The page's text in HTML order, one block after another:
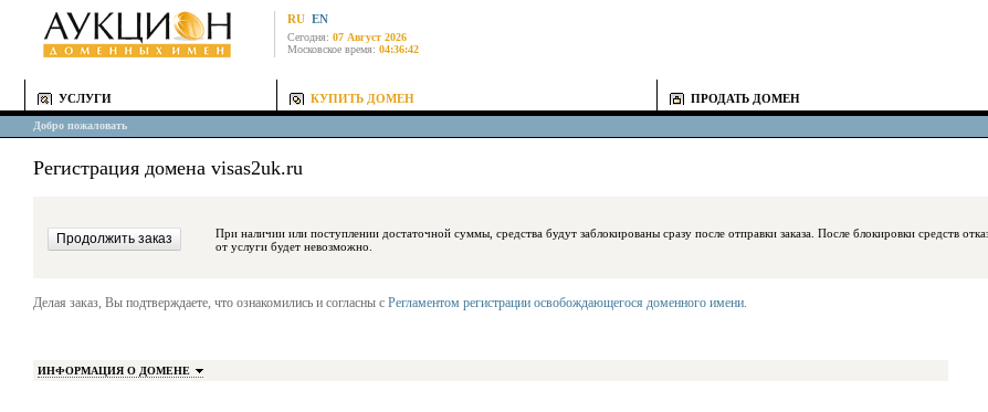
RU EN
Сегодня: 07 Август 2026
Московское время: 04:36:42
УСЛУГИ КУПИТЬ ДОМЕН ПРОДАТЬ ДОМЕН
Добро пожаловать
Регистрация домена visas2uk.ru
При наличии или поступлении достаточной суммы, средства будут заблокированы сразу после отправки заказа. После блокировки средств отказаться
от услуги будет невозможно.
Делая заказ, Вы подтверждаете, что ознакомились и согласны с Регламентом регистрации освобождающегося доменного имени.
ИНФОРМАЦИЯ О ДОМЕНЕ